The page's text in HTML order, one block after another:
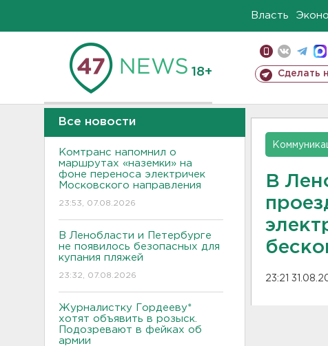
Власть
18+ Сделать
Все новости
Комтранс напомнил о
маршрутах «наземки» на
фоне переноса электричек
Московского направления
23:53, 07.08.2026
В Ленобласти и Петербурге
не появилось безопасных для
купания пляжей
23:32, 07.08.2026
Журналистку Гордееву*
хотят объявить в розыск.
Подозревают в фейках об
армии
В
23:21